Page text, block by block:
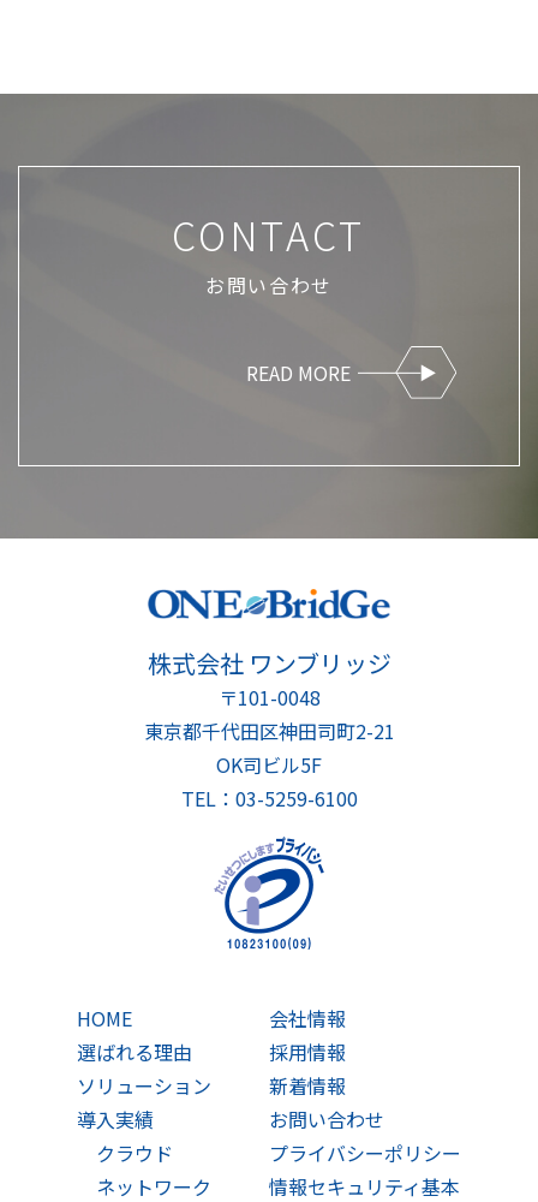
CONTACT
お問い合わせ
READ MORE
HOME
選ばれる理由
ソリューション
導入実績
クラウド
ネットワーク
会社情報
採用情報
新着情報
お問い合わせ
プライバシーポリシー
情報セキュリティ基本
株式会社 ワンブリッジ
〒101-0048
東京都千代田区神田司町2-21
OK司ビル5F
TEL：03-5259-6100